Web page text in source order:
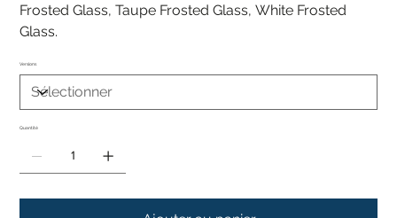
Frosted Glass, Taupe Frosted Glass, White Frosted
Glass.
Versions
Quantité